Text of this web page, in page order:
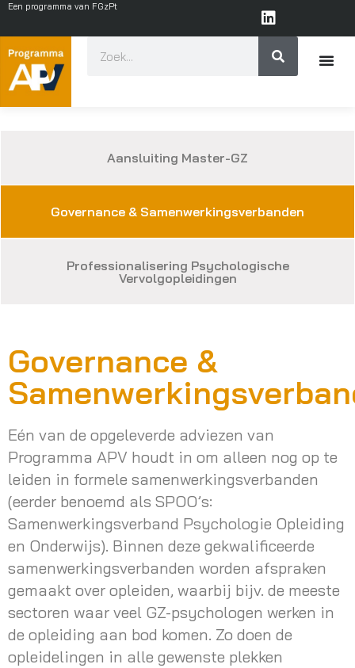
Een programma van FGzPt
Aansluiting Master-GZ
Governance & Samenwerkingsverbanden
Professionalisering Psychologische
Vervolgopleidingen
Governance &
Eén van de opgeleverde adviezen van
Programma APV houdt in om alleen nog op te
leiden in formele samenwerkingsverbanden
(eerder benoemd als SPOO’s:
Samenwerkingsverband Psychologie Opleiding
en Onderwijs). Binnen deze gekwalificeerde
samenwerkingsverbanden worden afspraken
gemaakt over opleiden, waarbij bijv. de meeste
sectoren waar veel GZ-psychologen werken in
de opleiding aan bod komen. Zo doen de
opleidelingen in alle gewenste plekken